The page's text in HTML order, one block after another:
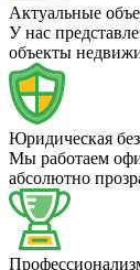
Актуальные
У нас
объекты
Юридическая
Мы работаем
абсолютно